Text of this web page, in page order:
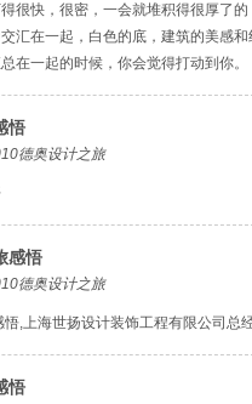
很快，很密，一会就堆积得很厚了
汇在一起，白色的底，建筑的美感和
在一起的时候，你会觉得打动到你。
悟
德奥设计之旅
感悟
德奥设计之旅
,上海世扬设计装饰工程有限公司总
悟